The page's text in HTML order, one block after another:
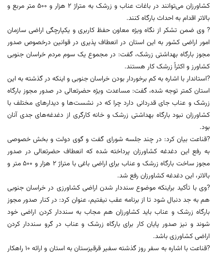
کشاورزان می‌توانند در باغات عناب و زرشک به متراژ ۲ هزار و ۵۰۰ متر مربع و
بالاتر اقدام به احداث بارگاه کنند.
? وی ضمن تشکر از نگاه ویژه معاون حفظ کاربری و یکپارچگی اراضی سازمان
امور اراضی کشور به این استان در انعطاف‌ پذیری در قوانین درخصوص صدور
مجوز بارگاه بهداشتی زرشک، گفت: در مجموع یک سوم مردم خراسان جنوبی
کشاورز و اکثراً زرشک کار هستند.
?استاندار با اشاره به کم برخوردار بودن خراسان جنوبی و اینکه در گذشته به این
استان کمتر توجه شده، گفت: مساعدت ویژه حضرتعالی در صدور مجوز بارگاه
زرشک و عناب جای قدردانی دارد چرا که در نشست‌ها و دیدارهای مختلف با
کشاورزان نبود بارگاه بهداشتی زرشک و خانه کارگری از دغدغه‌های جدی آنان
بود.
?قناعت بیان کرد: در چند جلسه شورای گفت و گوی دولت و بخش خصوصی
به رفع این دغدغه کشاورزان پرداخته شده که انعطاف حضرتعالی در صدور
مجوز ساخت بارگاه زرشک و عناب برای اراضی باغی با متراژ ۲ هزار و ۵۰۰ متر و
بالاتر، این دغدغه کشاورزان رفع شد.
?وی با تأکید براینکه موضوع سنددار شدن اراضی کشاورزی در خراسان جنوبی
هم به جد دنبال شود تا از برنامه عقب نیفتیم، عنوان کرد: در کنار صدور مجوز
بارگاه زرشک و عناب باید کشاورزان هم مجاب به سنددار کردن اراضی خود
شوند و نیز صدور پایان کار برای بارگاه زرشک و عناب در گرو سنددار کردن
اراضی کشاورزی باشد.
?قناعت با اشاره به سفر روز گذشته سفیر قرقیزستان به استان و ارائه ۱۰ راهکار